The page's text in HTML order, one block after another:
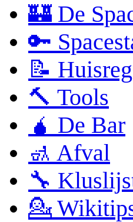
🏰 De
🔑
📝
🔨 Tools
🧉 De Bar
🚮 Afval
🔧
💁